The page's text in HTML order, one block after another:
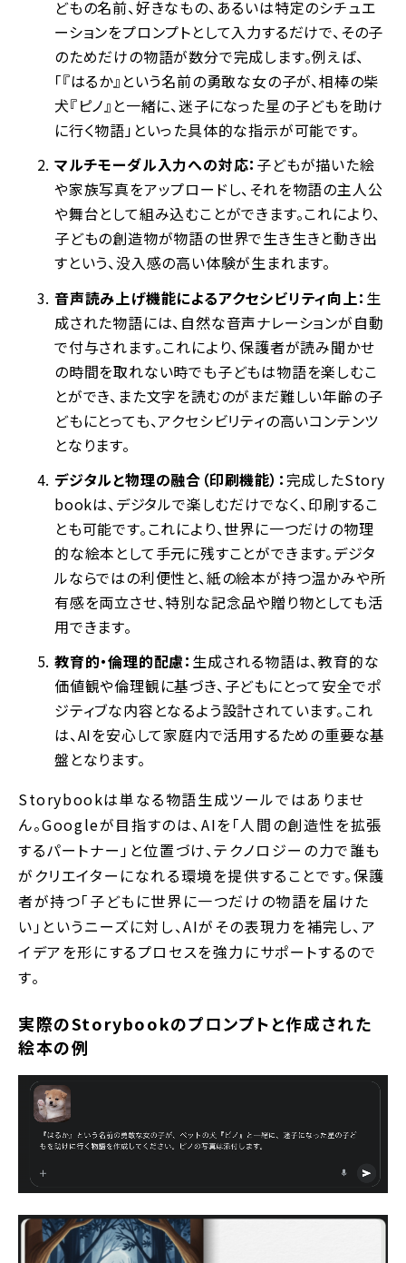
どもの名前、好きなもの、あるいは特定のシチュエ
ーションをプロンプトとして入力するだけで、その子
のためだけの物語が数分で完成します。例えば、
「『はるか』という名前の勇敢な女の子が、相棒の柴
犬『ピノ』と一緒に、迷子になった星の子どもを助け
に行く物語」といった具体的な指示が可能です。
マルチモーダル入力への対応： 子どもが描いた絵
や家族写真をアップロードし、それを物語の主人公
や舞台として組み込むことができます。これにより、
子どもの創造物が物語の世界で生き生きと動き出
すという、没入感の高い体験が生まれます。
音声読み上げ機能によるアクセシビリティ向上： 生
成された物語には、自然な音声ナレーションが自動
で付与されます。これにより、保護者が読み聞かせ
の時間を取れない時でも子どもは物語を楽しむこ
とができ、また文字を読むのがまだ難しい年齢の子
どもにとっても、アクセシビリティの高いコンテンツ
となります。
デジタルと物理の融合（印刷機能）： 完成したStory
bookは、デジタルで楽しむだけでなく、印刷するこ
とも可能です。これにより、世界に一つだけの物理
的な絵本として手元に残すことができます。デジタ
ルならではの利便性と、紙の絵本が持つ温かみや所
有感を両立させ、特別な記念品や贈り物としても活
用できます。
教育的・倫理的配慮： 生成される物語は、教育的な
価値観や倫理観に基づき、子どもにとって安全でポ
ジティブな内容となるよう設計されています。これ
は、AIを安心して家庭内で活用するための重要な基
盤となります。
Storybookは単なる物語生成ツールではありませ
ん。Googleが目指すのは、AIを「人間の創造性を拡張
するパートナー」と位置づけ、テクノロジーの力で誰も
がクリエイターになれる環境を提供することです。保護
者が持つ「子どもに世界に一つだけの物語を届けた
い」というニーズに対し、AIがその表現力を補完し、ア
イデアを形にするプロセスを強力にサポートするので
す。
実際のStorybookのプロンプトと作成された
絵本の例